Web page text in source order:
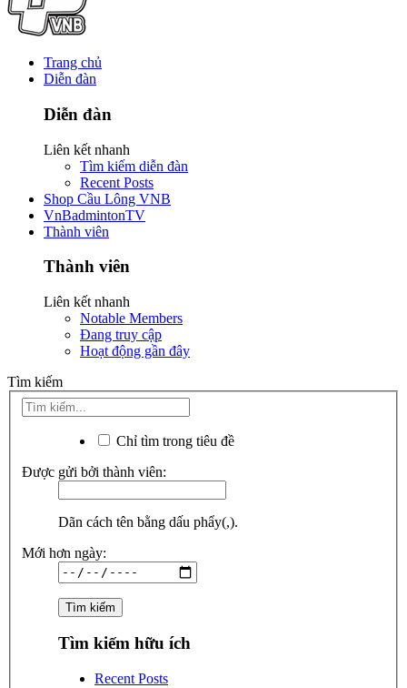
Trang chủ
Diễn đàn
Diễn đàn
Liên kết nhanh
Tìm kiếm diễn đàn
Recent Posts
Shop Cầu Lông VNB
VnBadmintonTV
Thành viên
Thành viên
Liên kết nhanh
Notable Members
Đang truy cập
Hoạt động gần đây
Tìm kiếm
Chỉ tìm trong tiêu đề
Được gửi bởi thành viên:
Dãn cách tên bằng dấu phẩy(,).
Mới hơn ngày:
Tìm kiếm hữu ích
Recent Posts